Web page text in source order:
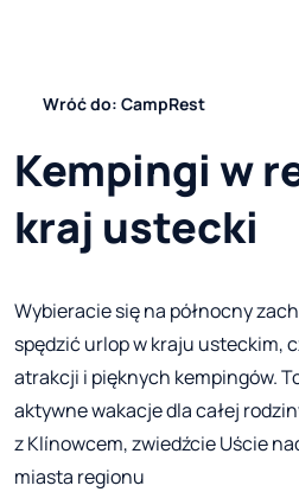
Wróć do: CampRest
Kempingi w
kraj ustecki
Wybieracie się na północny
spędzić urlop w kraju usteckim,
atrakcji i pięknych kempingów.
aktywne wakacje dla całej
z Klínowcem, zwiedźcie Uście
miasta regionu